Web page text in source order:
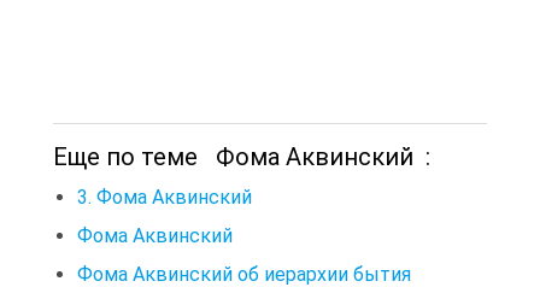
Еще по теме Фома Аквинский :
3. Фома Аквинский
Фома Аквинский
Фома Аквинский об иерархии бытия